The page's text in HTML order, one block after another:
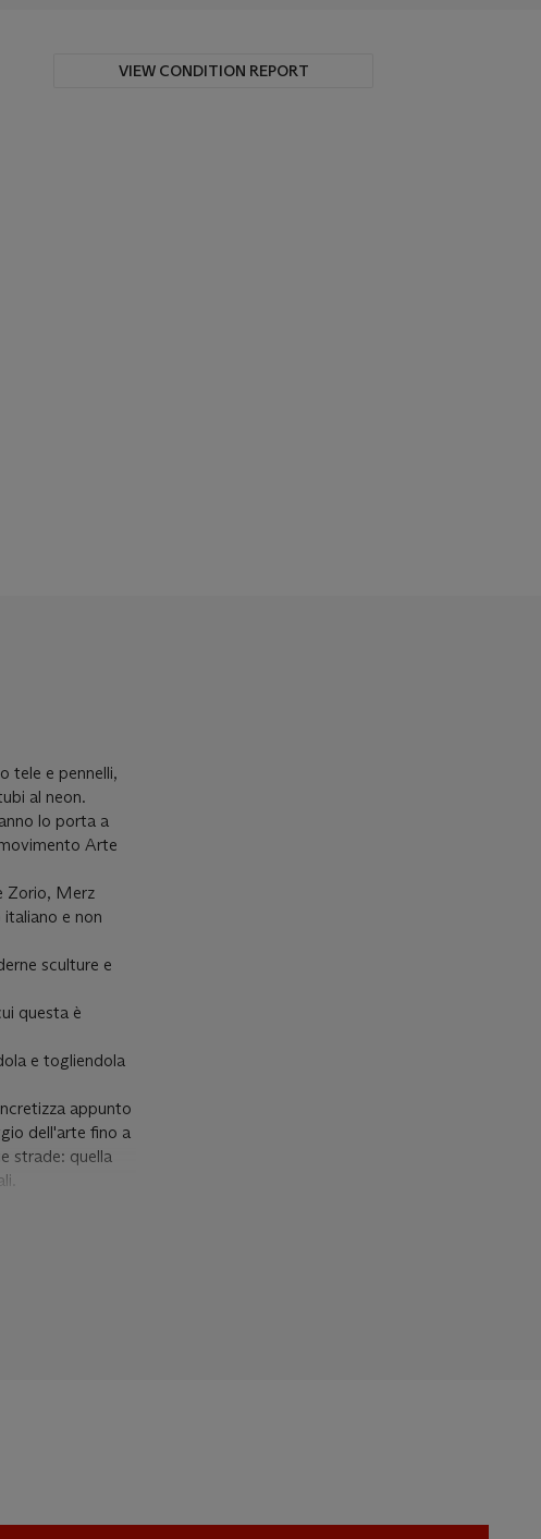
VIEW CONDITION REPORT
tele e pennelli,
al neon.
lo porta a
Arte
Zorio, Merz
e non
sculture e
questa è
e togliendola
appunto
dell'arte fino a
strade: quella
la